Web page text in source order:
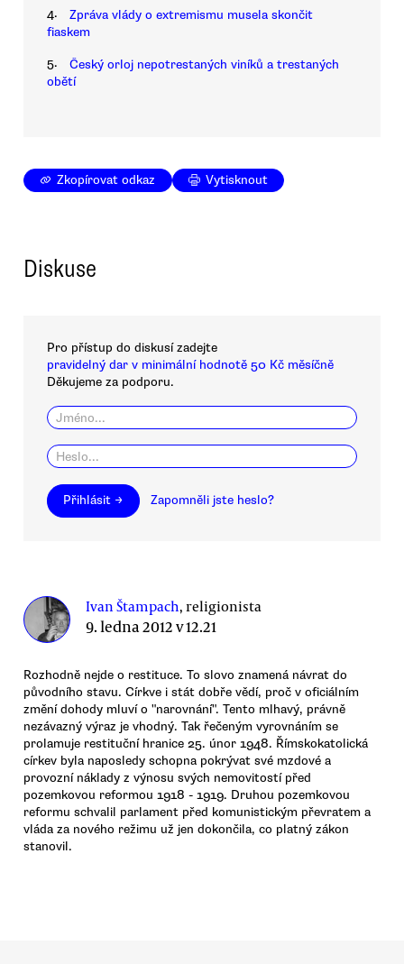
4.
Zpráva vlády o extremismu musela skončit
fiaskem
5.
Český orloj nepotrestaných viníků a trestaných
obětí
Zkopírovat odkaz Vytisknout
Diskuse
Pro přístup do diskusí zadejte
pravidelný dar v minimální hodnotě 50 Kč měsíčně
Děkujeme za podporu.
Přihlásit → Zapomněli jste heslo?
Ivan Štampach, religionista
9. ledna 2012 v 12.21
Rozhodně nejde o restituce. To slovo znamená návrat do
původního stavu. Církve i stát dobře vědí, proč v oficiálním
změní dohody mluví o "narovnání". Tento mlhavý, právně
nezávazný výraz je vhodný. Tak řečeným vyrovnáním se
prolamuje restituční hranice 25. únor 1948. Římskokatolická
církev byla naposledy schopna pokrývat své mzdové a
provozní náklady z výnosu svých nemovitostí před
pozemkovou reformou 1918 - 1919. Druhou pozemkovou
reformu schvalil parlament před komunistickým převratem a
vláda za nového režimu už jen dokončila, co platný zákon
stanovil.